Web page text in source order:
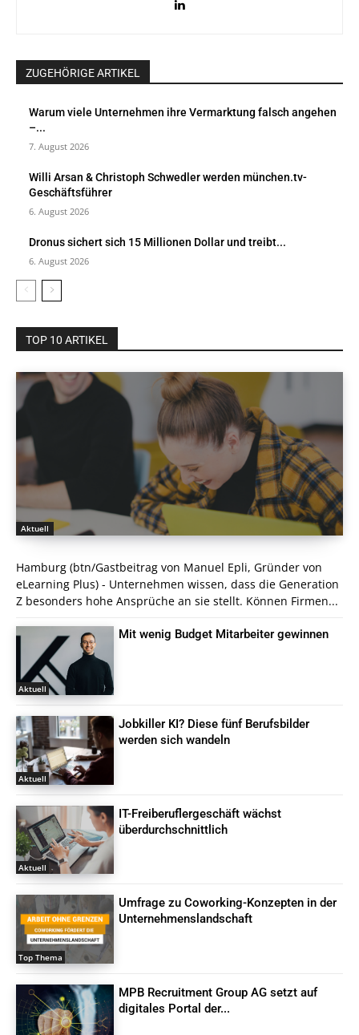
ZUGEHÖRIGE ARTIKEL
Warum viele Unternehmen ihre Vermarktung falsch angehen
–...
7. August 2026
Willi Arsan & Christoph Schwedler werden münchen.tv-
Geschäftsführer
6. August 2026
Dronus sichert sich 15 Millionen Dollar und treibt...
6. August 2026
TOP 10 ARTIKEL
Aktuell
Hamburg (btn/Gastbeitrag von Manuel Epli, Gründer von
eLearning Plus) - Unternehmen wissen, dass die Generation
Z besonders hohe Ansprüche an sie stellt. Können Firmen...
Aktuell
Mit wenig Budget Mitarbeiter gewinnen
Aktuell
Jobkiller KI? Diese fünf Berufsbilder
werden sich wandeln
Aktuell
IT-Freiberuflergeschäft wächst
überdurchschnittlich
Top Thema
Umfrage zu Coworking-Konzepten in der
Unternehmenslandschaft
MPB Recruitment Group AG setzt auf
digitales Portal der...